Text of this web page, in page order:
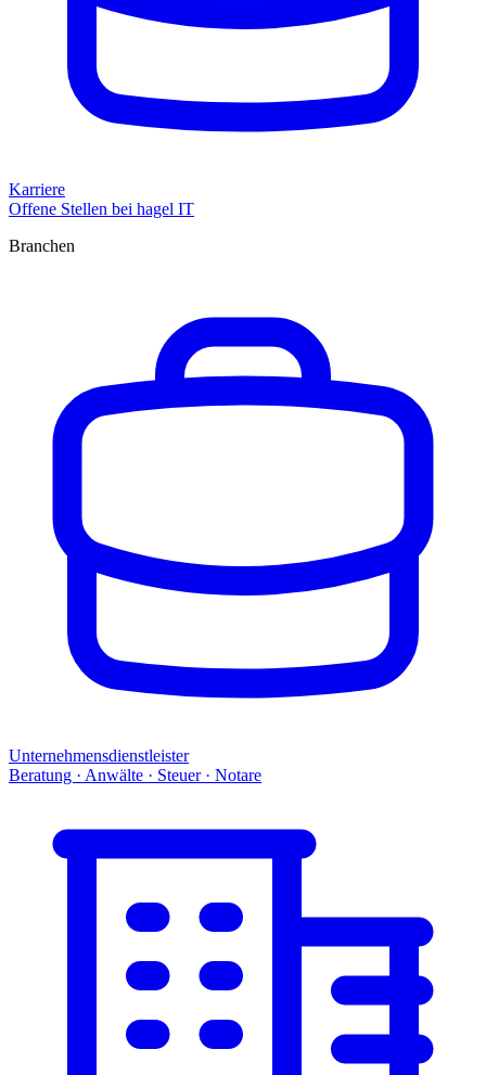
Karriere
Offene Stellen bei hagel IT
Branchen
Unternehmensdienstleister
Beratung · Anwälte · Steuer · Notare